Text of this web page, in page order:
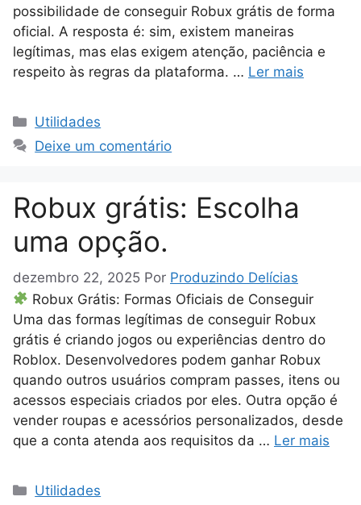
possibilidade de conseguir Robux grátis de forma
oficial. A resposta é: sim, existem maneiras
legítimas, mas elas exigem atenção, paciência e
respeito às regras da plataforma. … Ler mais
Categorias
Utilidades
Deixe um comentário
Robux grátis: Escolha
uma opção.
dezembro 22, 2025 Por Produzindo Delícias
Robux Grátis: Formas Oficiais de Conseguir
Uma das formas legítimas de conseguir Robux
grátis é criando jogos ou experiências dentro do
Roblox. Desenvolvedores podem ganhar Robux
quando outros usuários compram passes, itens ou
acessos especiais criados por eles. Outra opção é
vender roupas e acessórios personalizados, desde
que a conta atenda aos requisitos da … Ler mais
Categorias
Utilidades